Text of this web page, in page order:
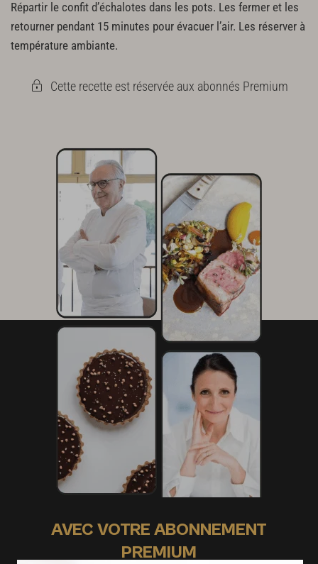
Répartir le confit d’échalotes dans les pots. Les fermer et les
retourner pendant 15 minutes pour évacuer l’air. Les réserver à
température ambiante.
Cette recette est réservée aux abonnés Premium
AVEC VOTRE ABONNEMENT
PREMIUM